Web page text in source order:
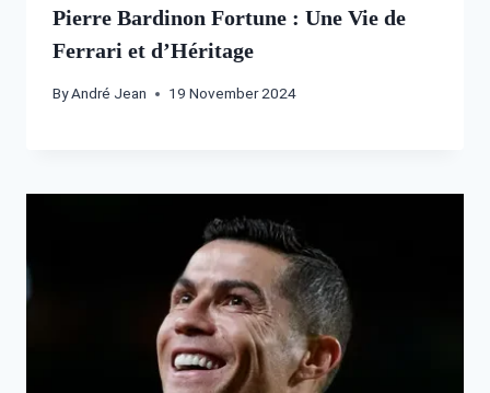
Pierre Bardinon Fortune : Une Vie de
Ferrari et d’Héritage
ByAndré Jean 19 November 2024